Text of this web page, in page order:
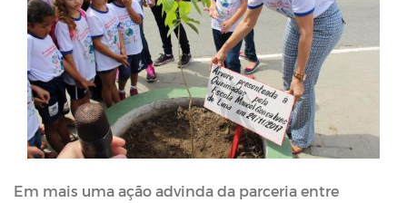
Em mais uma ação advinda da parceria entre